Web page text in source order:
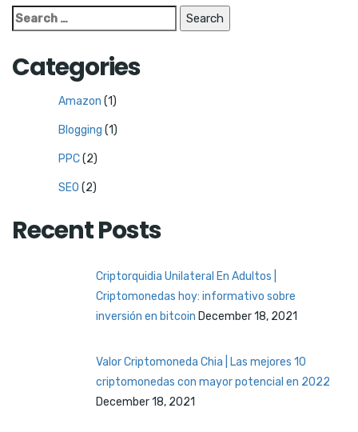
Search
for:
Categories
Amazon (1)
Blogging (1)
PPC(2)
SEO (2)
Recent Posts
Criptorquidia Unilateral En Adultos |
Criptomonedas hoy: informativo sobre
inversión en bitcoin December 18, 2021
Valor Criptomoneda Chia | Las mejores 10
criptomonedas con mayor potencial en 2022
December 18, 2021